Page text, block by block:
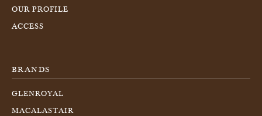
OUR PROFILE
ACCESS
BRANDS
GLENROYAL
MACALASTAIR